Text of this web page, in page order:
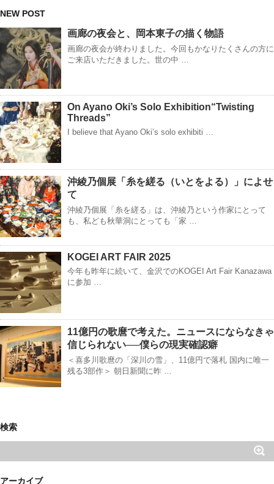
NEW POST
画廊の夜会と、岡本東子の描く物語
画廊の夜会が終わりました。今回もかなりたくさんの方に
ご来店いただきました。世の中 …
On Ayano Oki’s Solo Exhibition“Twisting
Threads”
I believe that Ayano Oki’s solo exhibiti …
沖綾乃個展「糸を縒る（いとをよる）」によせ
て
沖綾乃個展「糸を縒る」は、沖綾乃という作家にとって
も、私ども秋華洞にとっても「家 …
KOGEI ART FAIR 2025
今年も昨年に続いて、金沢でのKOGEI Art Fair Kanazawa
に参加 …
11億円の歌麿で考えた。ニュースにならなきゃ
信じられない──僕らの現実確認癖
＜喜多川歌麿の「深川の雪」、11億円で落札 国内に唯一
残る3部作＞ 朝日新聞に昨 …
検索
アーカイブ